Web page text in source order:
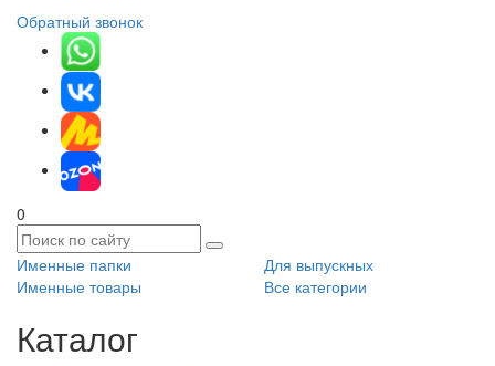
Обратный звонок
0
Именные папки
Для выпускных
Именные товары
Все категории
Каталог